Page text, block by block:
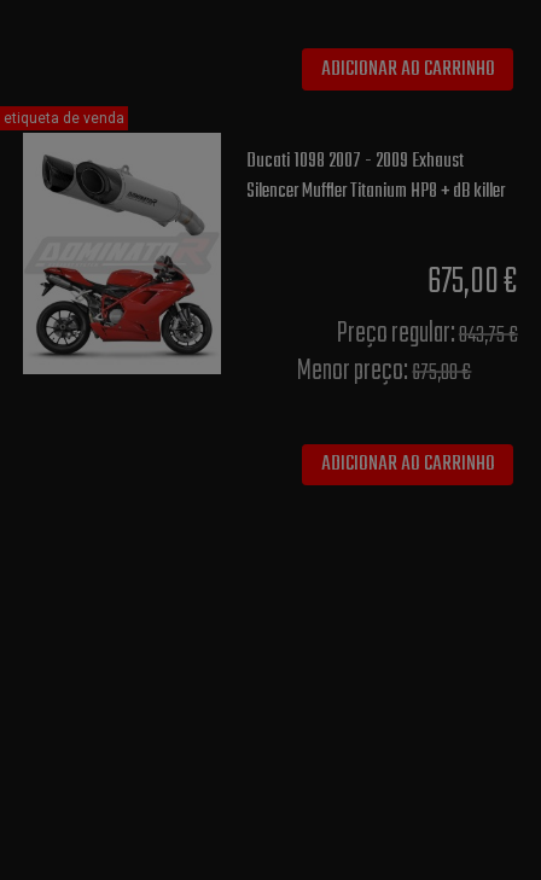
ADICIONAR AO CARRINHO
Ducati 1098 2007 - 2009 Exhaust
Silencer Muffler Titanium HP8 + dB killer
675,00 €
Preço regular:843,75 €
Menor preço:675,00 €
ADICIONAR AO CARRINHO
etiqueta de venda